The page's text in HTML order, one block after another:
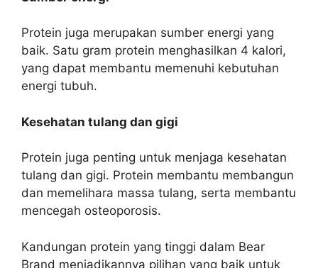
Protein juga merupakan sumber energi yang
baik. Satu gram protein menghasilkan 4 kalori,
yang dapat membantu memenuhi kebutuhan
energi tubuh.
Kesehatan tulang dan gigi
Protein juga penting untuk menjaga kesehatan
tulang dan gigi. Protein membantu membangun
dan memelihara massa tulang, serta membantu
mencegah osteoporosis.
Kandungan protein yang tinggi dalam Bear
Brand menjadikannya pilihan yang baik untuk